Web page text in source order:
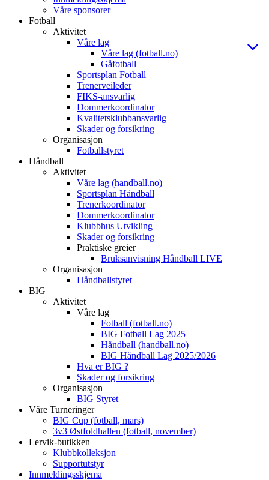
Våre sponsorer
Fotball
Aktivitet
Våre lag
Våre lag (fotball.no)
Gåfotball
Sportsplan Fotball
Trenerveileder
FIKS-ansvarlig
Dommerkoordinator
Kvalitetsklubbansvarlig
Skader og forsikring
Organisasjon
Fotballstyret
Håndball
Aktivitet
Våre lag (handball.no)
Sportsplan Håndball
Trenerkoordinator
Dommerkoordinator
Klubbhus Utvikling
Skader og forsikring
Praktiske greier
Bruksanvisning Håndball LIVE
Organisasjon
Håndballstyret
BIG
Aktivitet
Våre lag
Fotball (fotball.no)
BIG Fotball Lag 2025
Håndball (handball.no)
BIG Håndball Lag 2025/2026
Hva er BIG ?
Skader og forsikring
Organisasjon
BIG Styret
Våre Turneringer
BIG Cup (fotball, mars)
3v3 Østfoldhallen (fotball, november)
Lervik-butikken
Klubbkolleksjon
Supportutstyr
Innmeldingsskjema